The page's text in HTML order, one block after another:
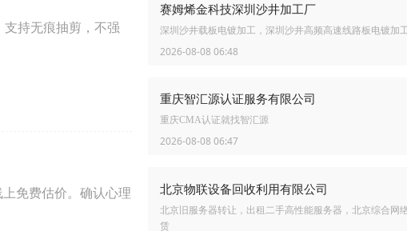
持无痕抽剪，不强
免费估价。确认心理
赛姆烯金科技深圳沙井加工厂
深圳沙井载板电镀加工，深圳沙井高频高速线路板电镀加
2026-08-08 06:48
重庆智汇源认证服务有限公司
重庆CMA认证就找智汇源
2026-08-08 06:47
北京物联设备回收利用有限公司
北京旧服务器转让，出租二手高性能服务器，北京综合网
赁